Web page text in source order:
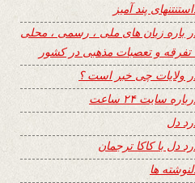
پند آمیز
باره زبان های ملی ، رسمی ، محلی
تفرقه و تعصبات مذهبی در کشور
ولایات چی خبر است ؟
سایت ۲۴ ساعت
دل
دل با کاکا ترجمان
ها